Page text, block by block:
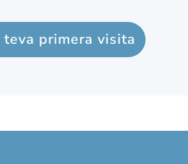
teva primera visita